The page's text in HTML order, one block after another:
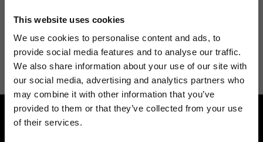
This website uses cookies
We use cookies to personalise content and ads, to
provide social media features and to analyse our traffic.
We also share information about your use of our site with
our social media, advertising and analytics partners who
may combine it with other information that you’ve
provided to them or that they’ve collected from your use
of their services.
Acconsento a ricevere novità e promo da Ripani. Per maggiori
informazioni consulta laPrivacy Policy.